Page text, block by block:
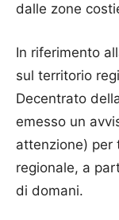
dalle zone
In riferimento
sul territorio
Decentrato
emesso un
attenzione) per
regionale, a
di domani.